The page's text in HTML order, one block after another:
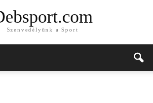
Szenvedélyünk a Sport